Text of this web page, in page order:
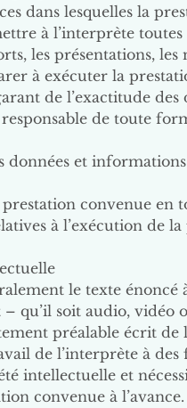
dans lesquelles la
à l’interprète
les présentations,
à exécuter la
de l’exactitude
de toute
données et
prestation convenue
à l’exécution de la
le texte énoncé
qu’il soit audio,
préalable écrit de
de l’interprète à des
intellectuelle et
convenue à l’avance.